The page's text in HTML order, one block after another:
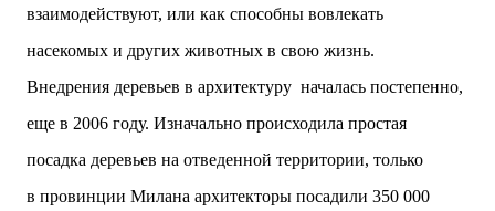
взаимодействуют, или как способны вовлекать
насекомых и других животных в свою жизнь.
Внедрения деревьев в архитектуру началась постепенно,
еще в 2006 году. Изначально происходила простая
посадка деревьев на отведенной территории, только
в провинции Милана архитекторы посадили 350 000